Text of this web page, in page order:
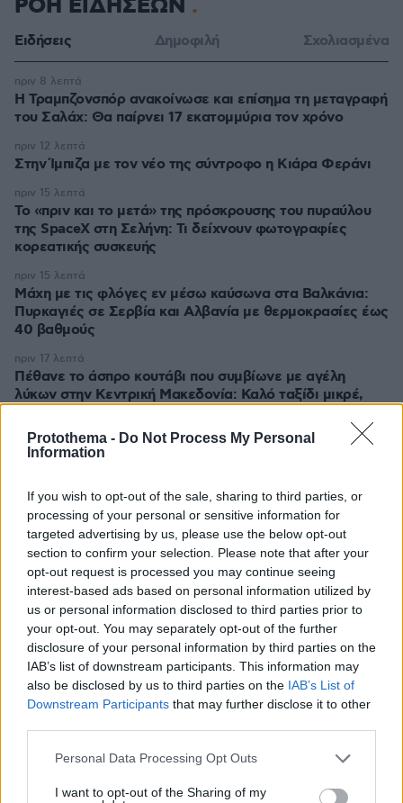
Protothema - Do Not Process My Personal
Information
If you wish to opt-out of the sale, sharing to third parties, or
processing of your personal or sensitive information for
targeted advertising by us, please use the below opt-out
section to confirm your selection. Please note that after your
opt-out request is processed you may continue seeing
interest-based ads based on personal information utilized by
us or personal information disclosed to third parties prior to
your opt-out. You may separately opt-out of the further
disclosure of your personal information by third parties on the
IAB’s list of downstream participants. This information may
also be disclosed by us to third parties on the IAB’s List of
Downstream Participants that may further disclose it to other
Please note that this website/app uses one or more Google
not limited to your visit or usage behaviour. You may click to
Personal Data Processing Opt Outs
I want to opt-out of the Sharing of my
ΡΟΗ ΕΙΔΗΣΕΩΝ
Ειδήσεις Δημοφιλή Σχολιασμένα
Η Τραμπζονσπόρ ανακοίνωσε και επίσημα τη μεταγραφή
του Σαλάχ: Θα παίρνει 17 εκατομμύρια τον χρόνο
πριν 8 λεπτά
Στην Ίμπιζα με τον νέο της σύντροφο η Κιάρα Φεράνι
πριν 12 λεπτά
Το «πριν και το μετά» της πρόσκρουσης του πυραύλου
της SpaceX στη Σελήνη: Τι δείχνουν φωτογραφίες
κορεατικής συσκευής
πριν 15 λεπτά
Μάχη με τις φλόγες εν μέσω καύσωνα στα Βαλκάνια:
Πυρκαγιές σε Σερβία και Αλβανία με θερμοκρασίες έως
40 βαθμούς
πριν 15 λεπτά
Πέθανε το άσπρο κουτάβι που συμβίωνε με αγέλη
λύκων στην Κεντρική Μακεδονία: Καλό ταξίδι μικρέ,
πριν 17 λεπτά
Συνελήφθη αστυνομικός για επικίνδυνη οδήγηση και
πριν 24 λεπτά
Δημήτρης Ξανθάκης: Η γνήσια λαϊκή φωνή, οι
συνεργασίες, τα κορυφαία του τραγούδια, γιατί δεν
έκανε καριέρα σε μεγάλες πίστες
πριν 25 λεπτά
Οι πρώτες δηλώσεις του Λιβάι Γκαρσία: «Με έπεισαν ο
προπονητής και ο τεχνικός διευθυντής του
Παναθηναϊκού», βίντεο
πριν 26 λεπτά
Αυτά είναι τα σημάδια που δείχνουν ότι ο σκύλος σας
είναι παραμελημένος
πριν 27 λεπτά
Rihanna: Χορεύει αισθησιακά στον A$AP Rocky κατά τη